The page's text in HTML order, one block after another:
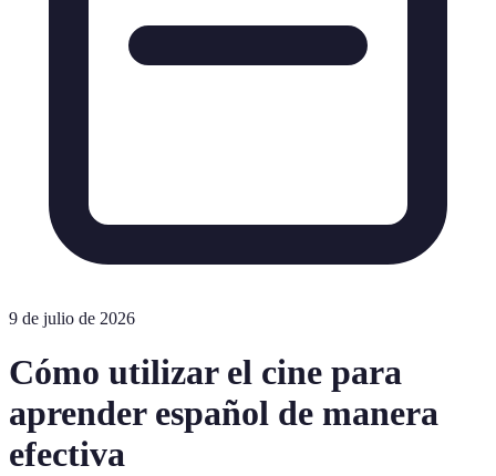
9 de julio de 2026
Cómo utilizar el cine para
aprender español de manera
efectiva